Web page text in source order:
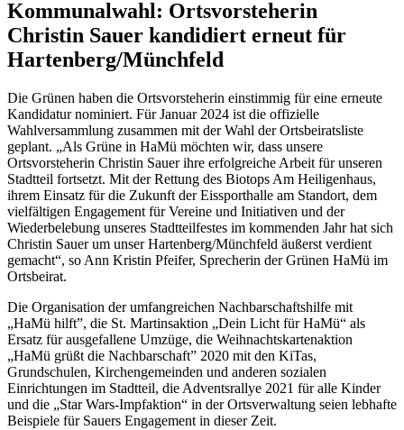
Kommunalwahl: Ortsvorsteherin
Christin Sauer kandidiert erneut für
Hartenberg/Münchfeld
Die Grünen haben die Ortsvorsteherin einstimmig für eine erneute
Kandidatur nominiert. Für Januar 2024 ist die offizielle
Wahlversammlung zusammen mit der Wahl der Ortsbeiratsliste
geplant. „Als Grüne in HaMü möchten wir, dass unsere
Ortsvorsteherin Christin Sauer ihre erfolgreiche Arbeit für unseren
Stadtteil fortsetzt. Mit der Rettung des Biotops Am Heiligenhaus,
ihrem Einsatz für die Zukunft der Eissporthalle am Standort, dem
vielfältigen Engagement für Vereine und Initiativen und der
Wiederbelebung unseres Stadtteilfestes im kommenden Jahr hat sich
Christin Sauer um unser Hartenberg/Münchfeld äußerst verdient
gemacht“, so Ann Kristin Pfeifer, Sprecherin der Grünen HaMü im
Ortsbeirat.
Die Organisation der umfangreichen Nachbarschaftshilfe mit
„HaMü hilft”, die St. Martinsaktion „Dein Licht für HaMü“ als
Ersatz für ausgefallene Umzüge, die Weihnachtskartenaktion
„HaMü grüßt die Nachbarschaft” 2020 mit den KiTas,
Grundschulen, Kirchengemeinden und anderen sozialen
Einrichtungen im Stadtteil, die Adventsrallye 2021 für alle Kinder
und die „Star Wars-Impfaktion“ in der Ortsverwaltung seien lebhafte
Beispiele für Sauers Engagement in dieser Zeit.